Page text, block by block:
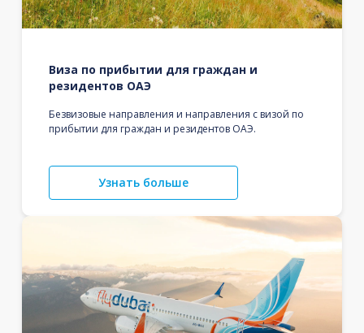
Виза по прибытии для граждан и
резидентов ОАЭ
Безвизовые направления и направления с визой по
прибытии для граждан и резидентов ОАЭ.
Узнать больше